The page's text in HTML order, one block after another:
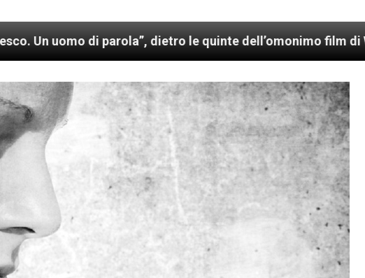
di parola”, dietro le quinte dell’omonimo film di Wim Wenders